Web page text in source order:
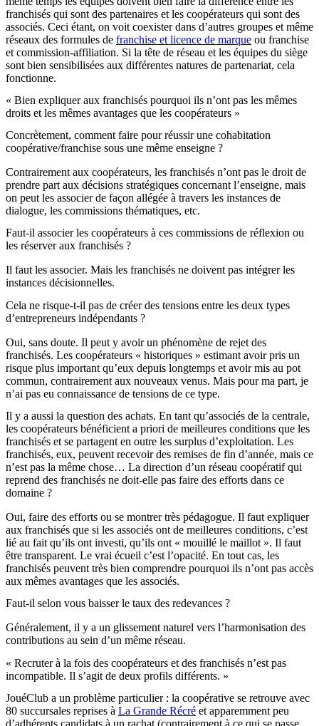
franchisés qui sont des partenaires et les coopérateurs qui sont des
associés. Ceci étant, on voit coexister dans d’autres groupes et même
réseaux des formules de franchise et licence de marque ou franchise
et commission-affiliation. Si la tête de réseau et les équipes du siège
sont bien sensibilisées aux différentes natures de partenariat, cela
fonctionne.
« Bien expliquer aux franchisés pourquoi ils n’ont pas les mêmes
droits et les mêmes avantages que les coopérateurs »
Concrètement, comment faire pour réussir une cohabitation
coopérative/franchise sous une même enseigne ?
Contrairement aux coopérateurs, les franchisés n’ont pas le droit de
prendre part aux décisions stratégiques concernant l’enseigne, mais
on peut les associer de façon allégée à travers les instances de
dialogue, les commissions thématiques, etc.
Faut-il associer les coopérateurs à ces commissions de réflexion ou
les réserver aux franchisés ?
Il faut les associer. Mais les franchisés ne doivent pas intégrer les
instances décisionnelles.
Cela ne risque-t-il pas de créer des tensions entre les deux types
d’entrepreneurs indépendants ?
Oui, sans doute. Il peut y avoir un phénomène de rejet des
franchisés. Les coopérateurs « historiques » estimant avoir pris un
risque plus important qu’eux depuis longtemps et avoir mis au pot
commun, contrairement aux nouveaux venus. Mais pour ma part, je
n’ai pas eu connaissance de tensions de ce type.
Il y a aussi la question des achats. En tant qu’associés de la centrale,
les coopérateurs bénéficient a priori de meilleures conditions que les
franchisés et se partagent en outre les surplus d’exploitation. Les
franchisés, eux, peuvent recevoir des remises de fin d’année, mais ce
n’est pas la même chose… La direction d’un réseau coopératif qui
reprend des franchisés ne doit-elle pas faire des efforts dans ce
domaine ?
Oui, faire des efforts ou se montrer très pédagogue. Il faut expliquer
aux franchisés que si les associés ont de meilleures conditions, c’est
lié au fait qu’ils ont investi, qu’ils ont « mouillé le maillot ». Il faut
être transparent. Le vrai écueil c’est l’opacité. En tout cas, les
franchisés peuvent très bien comprendre pourquoi ils n’ont pas accès
aux mêmes avantages que les associés.
Faut-il selon vous baisser le taux des redevances ?
Généralement, il y a un glissement naturel vers l’harmonisation des
contributions au sein d’un même réseau.
« Recruter à la fois des coopérateurs et des franchisés n’est pas
incompatible. Il s’agit de deux profils différents. »
JouéClub a un problème particulier : la coopérative se retrouve avec
80 succursales reprises à La Grande Récré et apparemment peu
d’adhérents candidats à un rachat (contrairement à ce qui se passe